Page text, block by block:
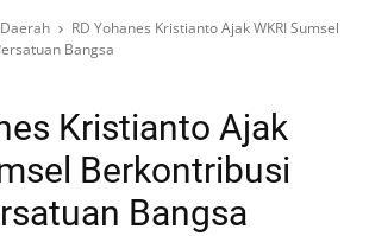
Daerah
RD Yohanes Kristianto Ajak WKRI Sumsel
Bangsa
Kristianto Ajak
Berkontribusi
Bangsa